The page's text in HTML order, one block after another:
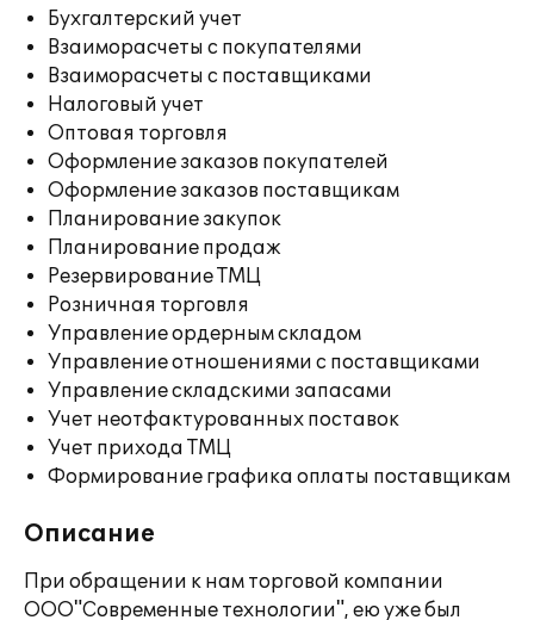
Бухгалтерский учет
Взаиморасчеты с покупателями
Взаиморасчеты с поставщиками
Налоговый учет
Оптовая торговля
Оформление заказов покупателей
Оформление заказов поставщикам
Планирование закупок
Планирование продаж
Резервирование ТМЦ
Розничная торговля
Управление ордерным складом
Управление отношениями с поставщиками
Управление складскими запасами
Учет неотфактурованных поставок
Учет прихода ТМЦ
Формирование графика оплаты поставщикам
Описание
При обращении к нам торговой компании
ООО"Современные технологии", ею уже был